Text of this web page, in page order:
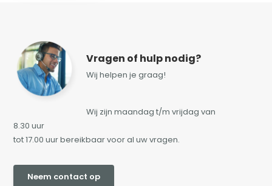
Vragen of hulp nodig?
Wij helpen je graag!
Wij zijn maandag t/m vrijdag van
8.30 uur
tot 17.00 uur bereikbaar voor al uw vragen.
Neem contact op